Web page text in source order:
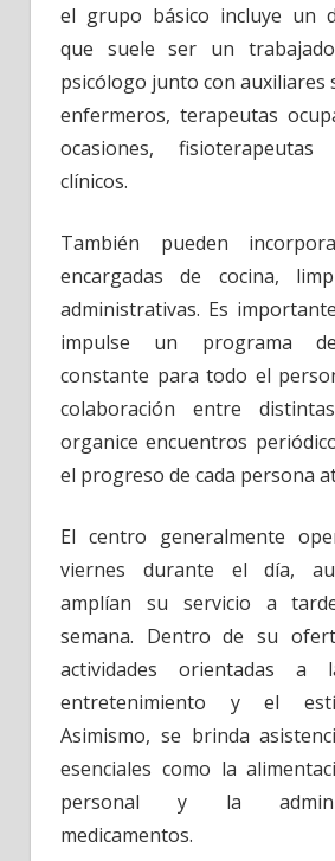
el grupo básico incluye un
que suele ser un
psicólogo junto con auxiliares
enfermeros, terapeutas
ocasiones,
clínicos.
También pueden
encargadas de cocina,
administrativas. Es
impulse un programa de
constante para todo el
colaboración entre
organice encuentros
el progreso de cada persona
El centro generalmente
viernes durante el día,
amplían su servicio a
semana. Dentro de su
actividades orientadas a
entretenimiento y el
Asimismo, se brinda
esenciales como la
personal y la
medicamentos.